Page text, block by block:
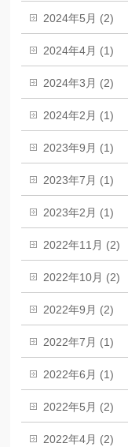
2024年5月 (2)
2024年4月 (1)
2024年3月 (2)
2024年2月 (1)
2023年9月 (1)
2023年7月 (1)
2023年2月 (1)
2022年11月 (2)
2022年10月 (2)
2022年9月 (2)
2022年7月 (1)
2022年6月 (1)
2022年5月 (2)
2022年4月 (2)